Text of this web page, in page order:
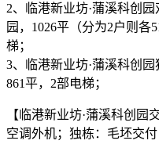
2、临港新业坊·蒲溪科创
园，1026平（分为2户则各
梯；
3、临港新业坊·蒲溪科创
861平，2部电梯；
【临港新业坊·蒲溪科创
空调外机；独栋：毛坯交付